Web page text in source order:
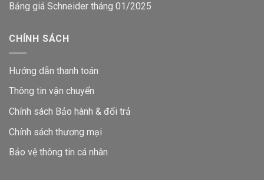
Bảng giá Schneider tháng 01/2025
CHÍNH SÁCH
Hướng dẫn thanh toán
Thông tin vận chuyển
Chính sách Bảo hành & đổi trả
Chính sách thương mại
Bảo vệ thông tin cá nhân